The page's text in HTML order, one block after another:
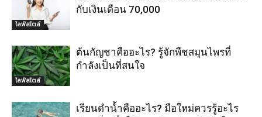
ไลฟ์สไตล์
กับเงินเดือน 70,000
ไลฟ์สไตล์
ต้นกัญชาคืออะไร? รู้จักพืชสมุนไพรที่
กำลังเป็นที่สนใจ
เรียนดำน้ำคืออะไร? มือใหม่ควรรู้อะไร